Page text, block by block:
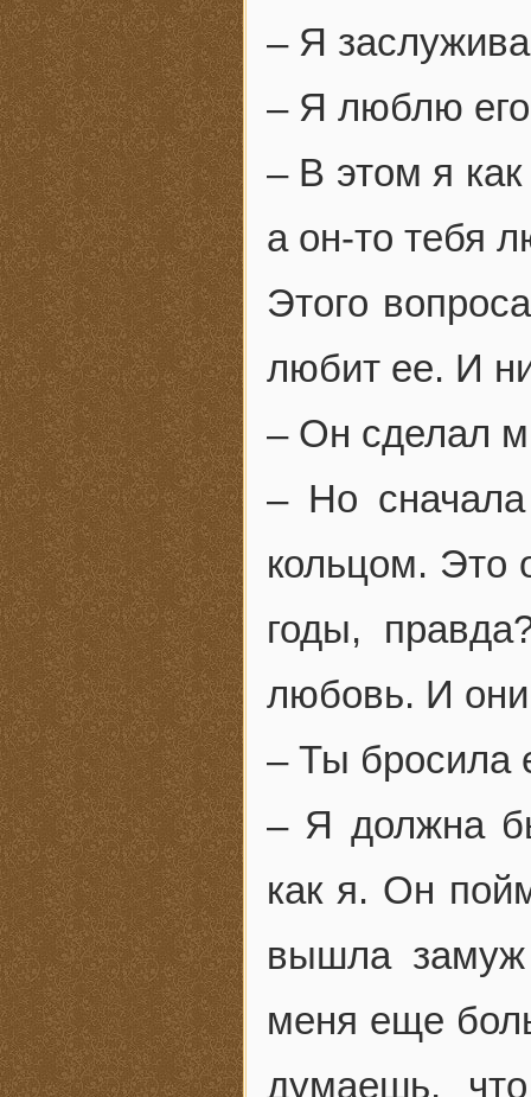
– Я
– Я люблю
– В этом я
а он-то тебя
Этого
любит ее. И
– Он сделал
– Но
кольцом. Это
годы,
любовь. И
– Ты бросила
– Я должна
как я. Он
вышла замуж
меня еще
думаешь,